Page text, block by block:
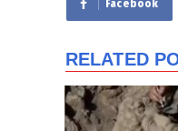
Facebook
RELATED